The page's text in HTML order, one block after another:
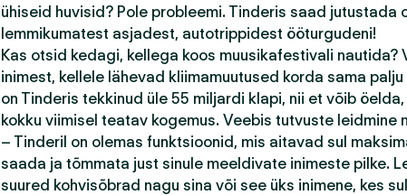
ühiseid huvisid? Pole probleemi. Tinderis saad jutustada
lemmikumatest asjadest, autotrippidest ööturgudeni!
Kas otsid kedagi, kellega koos muusikafestivali nautida?
inimest, kellele lähevad kliimamuutused korda sama palju
on Tinderis tekkinud üle 55 miljardi klapi, nii et võib
kokku viimisel teatav kogemus. Veebis tutvuste leidmine
– Tinderil on olemas funktsioonid, mis aitavad sul
saada ja tõmmata just sinule meeldivate inimeste pilke.
suured kohvisõbrad nagu sina või see üks inimene, kes